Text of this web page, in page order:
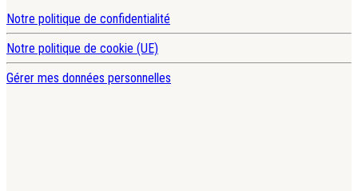
Notre politique de confidentialité
Notre politique de cookie (UE)
Gérer mes données personnelles